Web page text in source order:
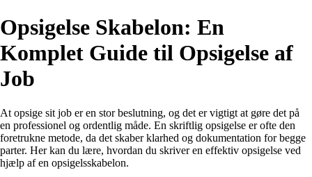
Opsigelse Skabelon: En
Komplet Guide til Opsigelse af
Job
At opsige sit job er en stor beslutning, og det er vigtigt at gøre det på
en professionel og ordentlig måde. En skriftlig opsigelse er ofte den
foretrukne metode, da det skaber klarhed og dokumentation for begge
parter. Her kan du lære, hvordan du skriver en effektiv opsigelse ved
hjælp af en opsigelsskabelon.